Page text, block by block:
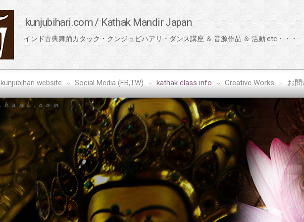
kunjubihari.com / Kathak Mandir Japan
インド古典舞踊カタック・クンジュビハアリ・ダンス講座 ＆ 音源作品 ＆ 活動 etc・・・
kunjubihari website Social Media (FB,TW) kathak class info Creative Works お